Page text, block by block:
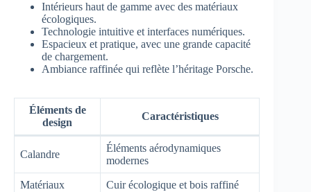
Intérieurs haut de gamme avec des matériaux
écologiques.
Technologie intuitive et interfaces numériques.
Espacieux et pratique, avec une grande capacité
de chargement.
Ambiance raffinée qui reflète l’héritage Porsche.
Éléments de
design
Caractéristiques
Calandre
Éléments aérodynamiques
modernes
Matériaux Cuir écologique et bois raffiné